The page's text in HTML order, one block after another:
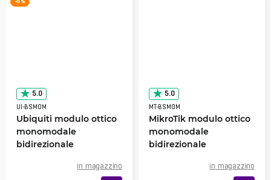
-8 %
5.0
UI-BSMOM
Ubiquiti modulo ottico
monomodale
bidirezionale
in magazzino
5.0
MT-BSMOM
MikroTik modulo ottico
monomodale
bidirezionale
in magazzino